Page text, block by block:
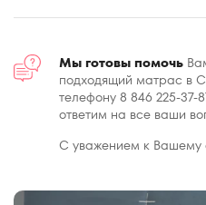
Мы готовы помочь
подходящий матрас в
телефону 8 846 225-37-
ответим на все ваши
С уважением к Вашему